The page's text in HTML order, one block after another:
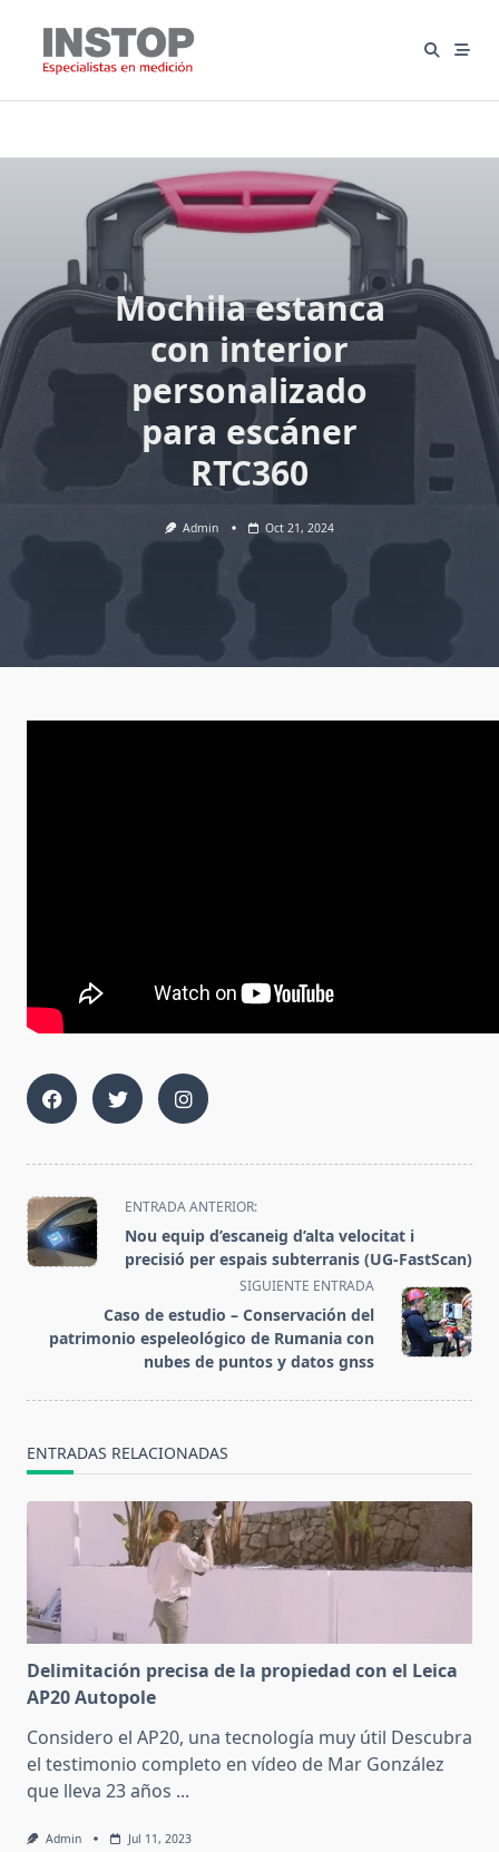
contenido
Mochila estanca
con interior
personalizado
para escáner
RTC360
Admin Oct 21, 2024
<span
class="nav-
subtitle
text">Página</span>
ENTRADA ANTERIOR:
Nou equip d’escaneig d’alta velocitat i
precisió per espais subterranis (UG-FastScan)
SIGUIENTE ENTRADA
Caso de estudio – Conservación del
patrimonio espeleológico de Rumania con
nubes de puntos y datos gnss
ENTRADAS RELACIONADAS
Delimitación precisa de la propiedad con el Leica
AP20 Autopole
Considero el AP20, una tecnología muy útil Descubra
el testimonio completo en vídeo de Mar González
que lleva 23 años ...
Admin Jul 11, 2023